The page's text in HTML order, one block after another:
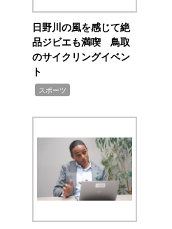
日野川の風を感じて絶
品ジビエも満喫 鳥取
のサイクリングイベン
ト
スポーツ